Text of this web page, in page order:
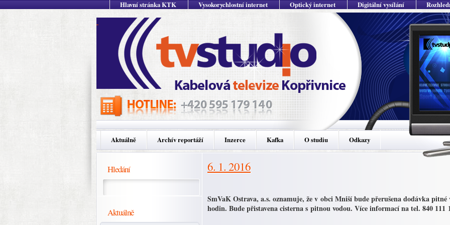
Hlavní stránka KTK Vysokorychlostní internet Optický internet Digitální vysílání
Aktuálně Archív reportáží Inzerce Kafka O studiu Odkazy
Hledání
Aktuálně
6. 1. 2016
SmVaK Ostrava, a.s. oznamuje, že v obci Mniší bude přerušena dodávka
hodin. Bude přistavena cisterna s pitnou vodou. Více informací na tel. 840 111